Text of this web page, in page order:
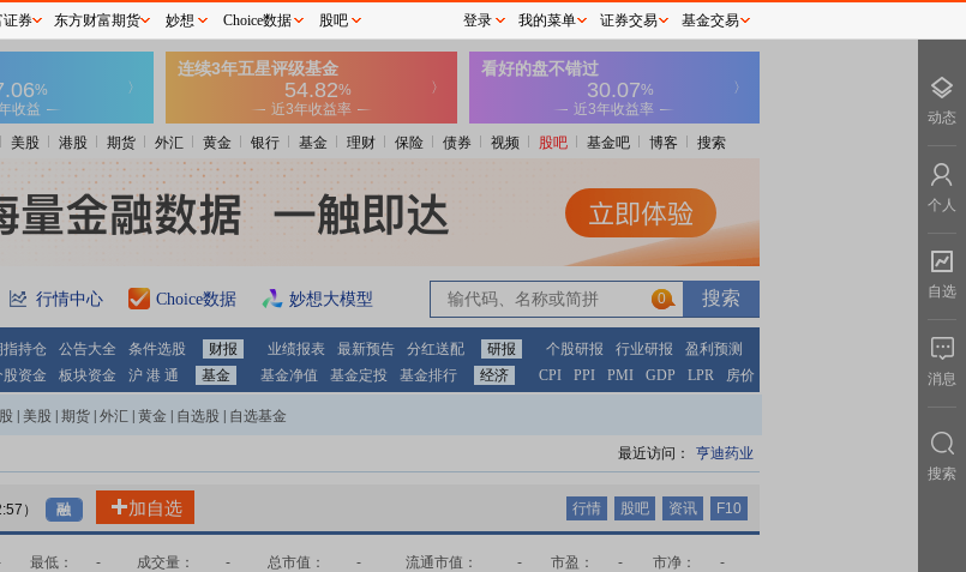
美股 港股 期货 外汇 黄金 银行 基金 理财 保险 债券 视频 股吧 基金吧 博客 搜索
行情中心 Choice数据 妙想大模型 0
0
指持仓 公告大全 条件选股 财报 业绩报表 最新预告 分红送配 研报 个股研报 行业研报
盈利预测
股资金 板块资金 沪 港 通 基金 基金净值 基金定投 基金排行 经济 CPI PPI PMI GDP LPR 房价
美股 期货 外汇 黄金 自选股 自选基金
最近访问： 亨迪药业
） 融 加自选 行情 股吧 资讯 F10
最低： - 成交量： - 总市值： - 流通市值： - 市盈： - 市净： -
证券 东方财富期货 妙想 Choice数据 股吧 登录 我的菜单 证券交易 基金交易
动态
个人
自选
消息
搜索